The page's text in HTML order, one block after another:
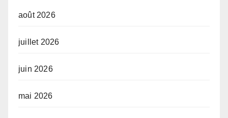
août 2026
juillet 2026
juin 2026
mai 2026